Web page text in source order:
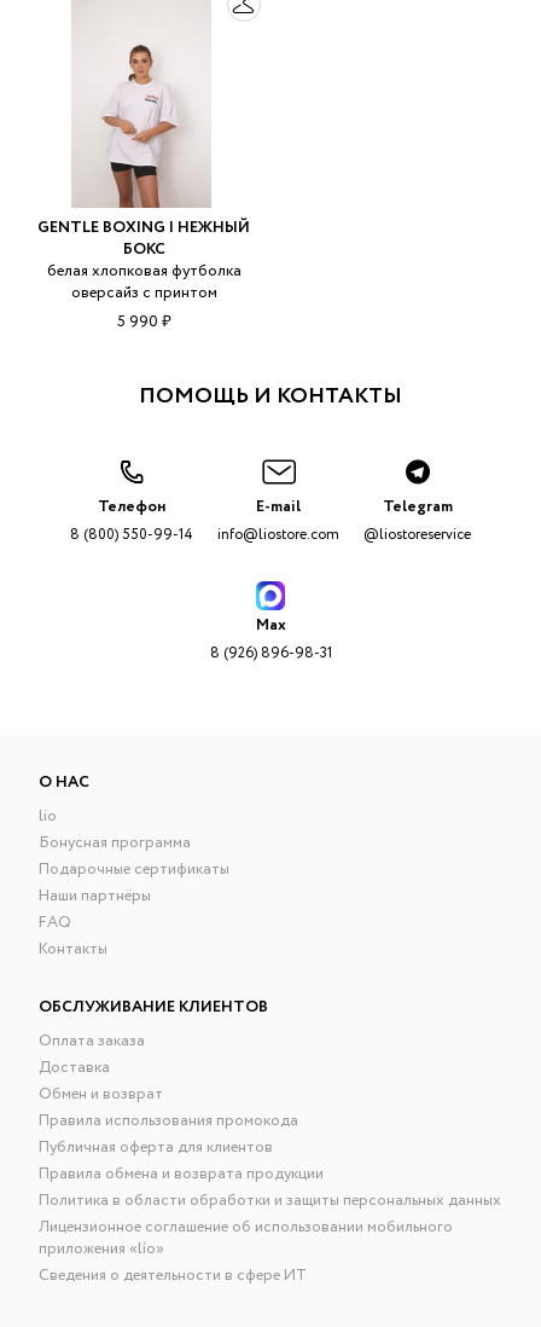
GENTLE BOXING | НЕЖНЫЙ
БОКС
белая хлопковая футболка
оверсайз с принтом
5 990 ₽
ПОМОЩЬ И КОНТАКТЫ
Телефон
8 (800) 550-99-14
E-mail
info@liostore.com
Telegram
@liostoreservice
Max
8 (926) 896-98-31
О НАС
lio
Бонусная программа
Подарочные сертификаты
Наши партнёры
FAQ
Контакты
ОБСЛУЖИВАНИЕ КЛИЕНТОВ
Оплата заказа
Доставка
Обмен и возврат
Правила использования промокода
Публичная оферта для клиентов
Правила обмена и возврата продукции
Политика в области обработки и защиты персональных данных
Лицензионное соглашение об использовании мобильного
приложения «lío»
Сведения о деятельности в сфере ИТ